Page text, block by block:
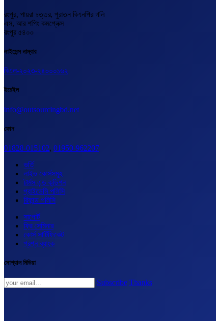
রংপুর, পায়রা চত্তর, পুরাতন বিএনপির গলি
এস, আর শপিং কমপ্লেক্স
রংপুর ৫৪০০
লাইসেন্স নাম্বার
বিএল-২০২৩-২৪০০০১৬২
ইমেইল
info@outsourcingbd.net
ফোন
01828-015102, 01950-962207
ভর্তি
লাইভ কোর্সসমূহ
টার্মস এন্ড কন্ডিশন
প্রাইভেসি পলিসি
রিফান্ড পলিসি
সাপোর্ট
ফ্রি সেমিনার
কোর্স সার্টিফিকেট
প্রশ্ন ব্যাংক
সোশ্যাল মিডিয়া
Subscribe Thanks